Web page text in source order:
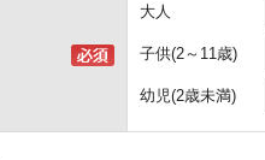
大人
子供(2～11歳)
幼児(2歳未満)